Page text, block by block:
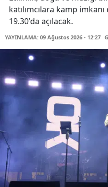
katılımcılara kamp
19.30'da açılacak.
YAYINLAMA: 09 Ağustos 2026 - 12:27